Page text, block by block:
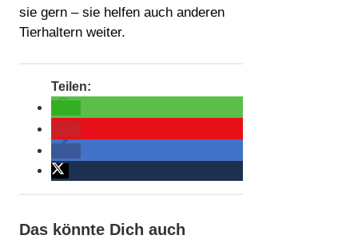
sie gern – sie helfen auch anderen
Tierhaltern weiter.
Das könnte Dich auch